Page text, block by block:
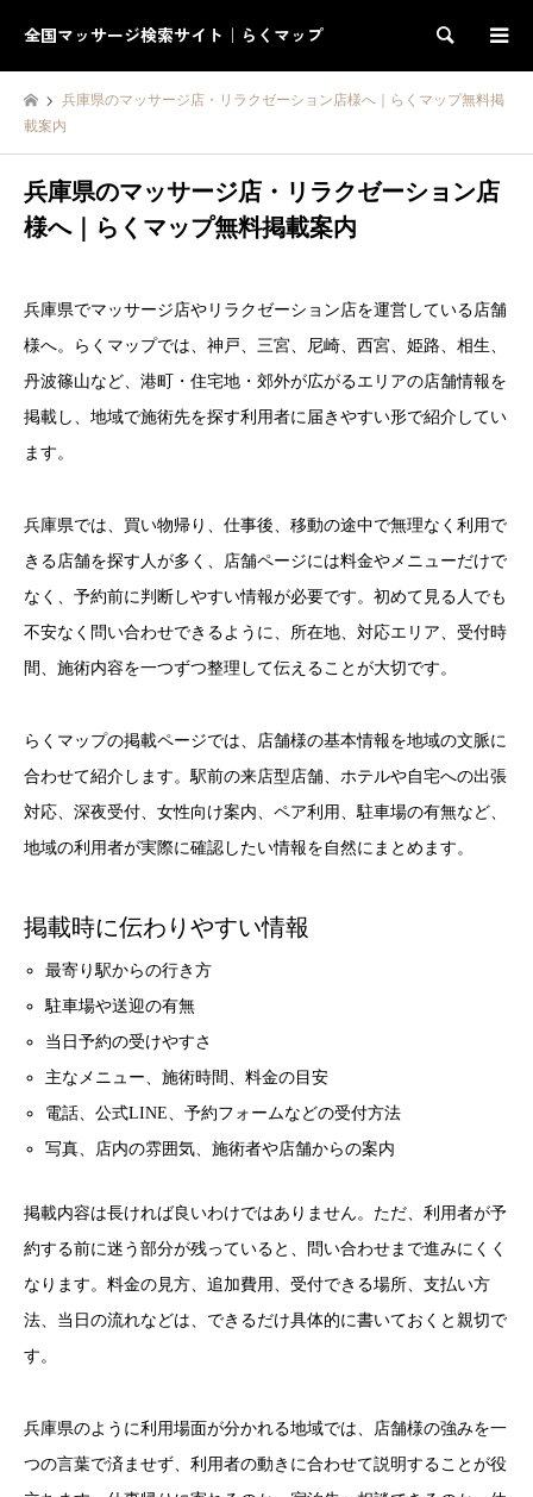
全国マッサージ検索サイト｜らくマップ 検索
兵庫県のマッサージ店・リラクゼーション店様へ｜らくマップ無料掲
載案内
兵庫県のマッサージ店・リラクゼーション店
様へ｜らくマップ無料掲載案内
兵庫県でマッサージ店やリラクゼーション店を運営している店舗
様へ。らくマップでは、神戸、三宮、尼崎、西宮、姫路、相生、
丹波篠山など、港町・住宅地・郊外が広がるエリアの店舗情報を
掲載し、地域で施術先を探す利用者に届きやすい形で紹介してい
ます。
兵庫県では、買い物帰り、仕事後、移動の途中で無理なく利用で
きる店舗を探す人が多く、店舗ページには料金やメニューだけで
なく、予約前に判断しやすい情報が必要です。初めて見る人でも
不安なく問い合わせできるように、所在地、対応エリア、受付時
間、施術内容を一つずつ整理して伝えることが大切です。
らくマップの掲載ページでは、店舗様の基本情報を地域の文脈に
合わせて紹介します。駅前の来店型店舗、ホテルや自宅への出張
対応、深夜受付、女性向け案内、ペア利用、駐車場の有無など、
地域の利用者が実際に確認したい情報を自然にまとめます。
掲載時に伝わりやすい情報
最寄り駅からの行き方
駐車場や送迎の有無
当日予約の受けやすさ
主なメニュー、施術時間、料金の目安
電話、公式LINE、予約フォームなどの受付方法
写真、店内の雰囲気、施術者や店舗からの案内
掲載内容は長ければ良いわけではありません。ただ、利用者が予
約する前に迷う部分が残っていると、問い合わせまで進みにくく
なります。料金の見方、追加費用、受付できる場所、支払い方
法、当日の流れなどは、できるだけ具体的に書いておくと親切で
す。
兵庫県のように利用場面が分かれる地域では、店舗様の強みを一
つの言葉で済ませず、利用者の動きに合わせて説明することが役